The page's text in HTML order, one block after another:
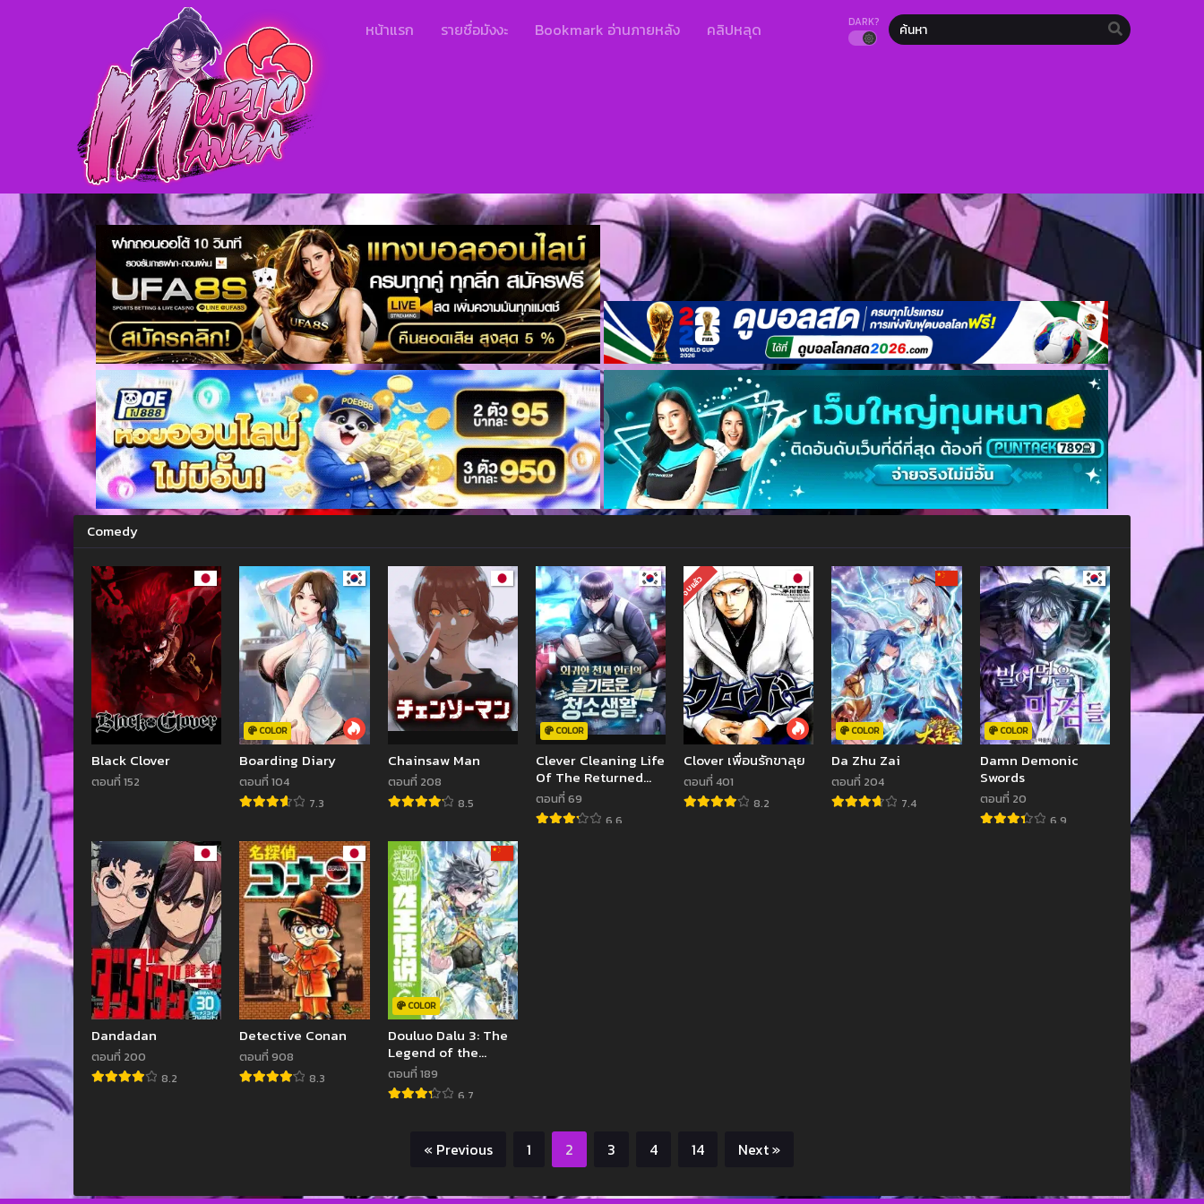
หน้าแรก รายชื่อมังงะ Bookmark อ่านภายหลัง คลิปหลุด DARK?
Comedy
Black Clover
ตอนที่ 152
COLOR
Boarding Diary
ตอนที่ 104
7.3
Chainsaw Man
ตอนที่ 208
8.5
COLOR
Clever Cleaning Life
Of The Returned
Genius Hunter
ตอนที่ 69
6.6
จบแล้ว
Clover เพื่อนรักขาลุย
ตอนที่ 401
8.2
COLOR
Da Zhu Zai
ตอนที่ 204
7.4
COLOR
Damn Demonic
Swords
ตอนที่ 20
6.9
Dandadan
ตอนที่ 200
8.2
Detective Conan
ตอนที่ 908
8.3
COLOR
Douluo Dalu 3: The
Legend of the
Dragon King
ตอนที่ 189
6.7
« Previous 1 2 3 4 14 Next »